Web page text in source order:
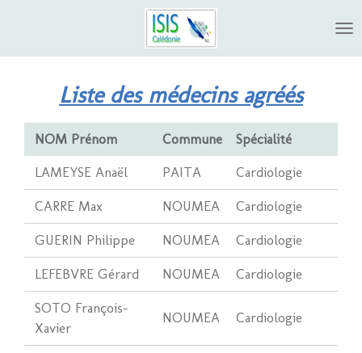
contenu
Liste des médecins agréés
NOM Prénom Commune Spécialité
LAMEYSE Anaël PAITA Cardiologie
CARRE Max NOUMEA Cardiologie
GUERIN Philippe NOUMEA Cardiologie
LEFEBVRE Gérard NOUMEA Cardiologie
SOTO François-
Xavier
NOUMEA Cardiologie